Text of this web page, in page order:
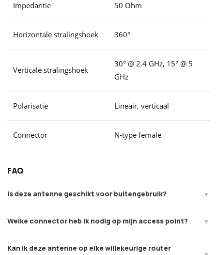
Impedantie 50 Ohm
Horizontale stralingshoek 360°
Verticale stralingshoek
30° @ 2.4 GHz, 15° @ 5
GHz
Polarisatie Lineair, verticaal
Connector N-type female
FAQ
Is deze antenne geschikt voor buitengebruik?
Welke connector heb ik nodig op mijn access point?
Kan ik deze antenne op elke willekeurige router